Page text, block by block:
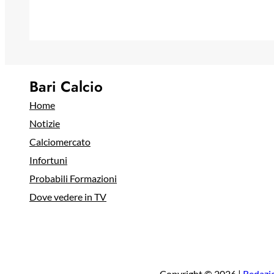
Bari Calcio
Home
Notizie
Calciomercato
Infortuni
Probabili Formazioni
Dove vedere in TV